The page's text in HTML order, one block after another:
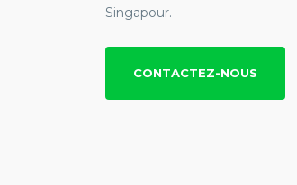
Singapour.
CONTACTEZ-NOUS